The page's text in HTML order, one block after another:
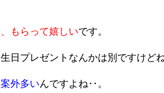
もらって嬉しいです。
日プレゼントなんかは別ですけど
外多いんですよね‥。